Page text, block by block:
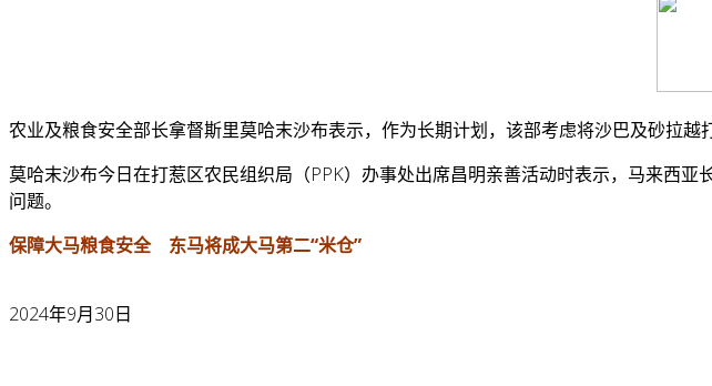
农业及粮食安全部长拿督斯里莫哈末沙布表示，作为长期计划，该部考虑将沙巴及砂拉越
莫哈末沙布今日在打惹区农民组织局（PPK）办事处出席昌明亲善活动时表示，马来西
问题。
保障大马粮食安全 东马将成大马第二“米仓”
2024年9月30日